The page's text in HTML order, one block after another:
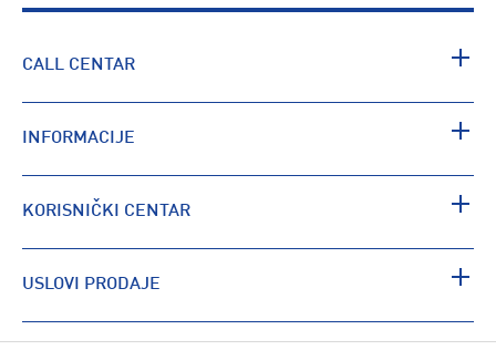
CALL CENTAR
INFORMACIJE
KORISNIČKI CENTAR
USLOVI PRODAJE